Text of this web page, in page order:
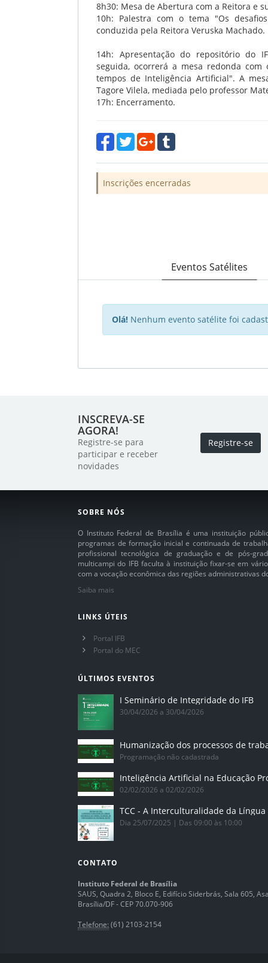
8h30: Mesa de Abertura com a Reitora e
10h: Palestra com o tema "Os
conduzida pela Reitora Veruska Machado.
14h: Apresentação do repositório do
seguida, ocorrerá a mesa redonda com
tempos de Inteligência Artificial". A
Tagore Vilela, mediada pelo professor
17h: Encerramento.
Inscrições encerradas
Eventos Satélites
Olá! Nenhum evento satélite foi
INSCREVA-SE
AGORA!
Registre-se para
participar e receber
novidades
Registre-se
SOBRE NÓS
O Instituto Federal de Brasília é uma instituição
programas de formação inicial e continuada de
profissional tecnológica de graduação e de pós-
multicampi do IFB faculta à instituição fixar-se em
com a vocação econômica das regiões administrativas
Saiba mais
LINKS ÚTEIS
Portal IFB
Portal do MEC
ÚLTIMOS EVENTOS
I Seminário de Integridade do IFB
30/04/2026 a 30/04/2026
Humanização dos processos de
Programação não cadastrada
02/02/2026 a 02/02/2026
Dia 25/07/2025 | Das 09:00 às 10:00
CONTATO
Instituto Federal de Brasília
SAUS, Quadra 2, Bloco E, Edifício Siderbrás, Sala 605,
Brasília/DF - CEP 70.070-906
Telefone: (61) 2103-2154